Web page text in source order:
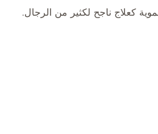
كعلاج ناجح لكثير من الرجال.